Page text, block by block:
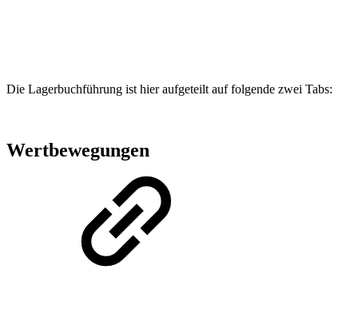
Die Lagerbuchführung ist hier aufgeteilt auf folgende zwei Tabs:
Wertbewegungen